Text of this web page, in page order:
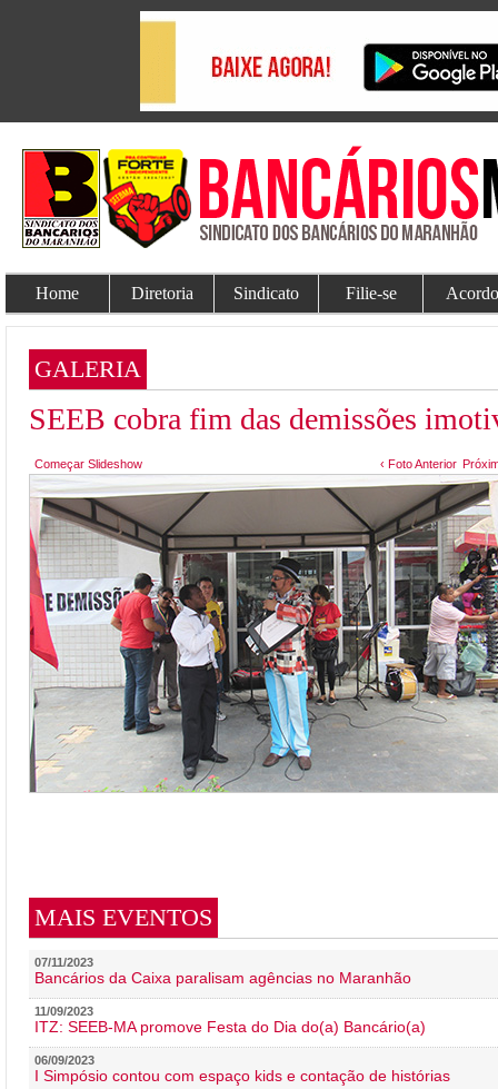
Home Diretoria Sindicato Filie-se
GALERIA
SEEB cobra fim das demissões
Começar Slideshow ‹ Foto Anterior
MAIS EVENTOS
07/11/2023
Bancários da Caixa paralisam agências no Maranhão
11/09/2023
ITZ: SEEB-MA promove Festa do Dia do(a) Bancário(a)
06/09/2023
I Simpósio contou com espaço kids e contação de histórias